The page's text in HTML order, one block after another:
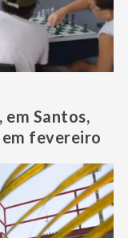
em Santos,
fevereiro